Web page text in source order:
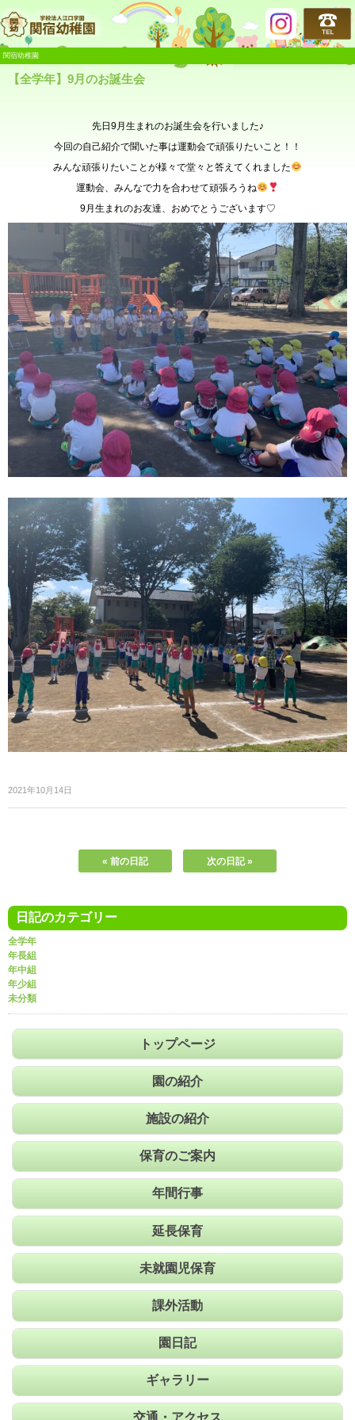
関宿幼稚園
関宿幼稚園
【全学年】9月のお誕生会
先日9月生まれのお誕生会を行いました♪
今回の自己紹介で聞いた事は運動会で頑張りたいこと！！
みんな頑張りたいことが様々で堂々と答えてくれました
運動会、みんなで力を合わせて頑張ろうね
9月生まれのお友達、おめでとうございます♡
2021年10月14日
« 前の日記 次の日記 »
日記のカテゴリー
全学年
年長組
年中組
年少組
未分類
トップページ
園の紹介
施設の紹介
保育のご案内
年間行事
延長保育
未就園児保育
課外活動
園日記
ギャラリー